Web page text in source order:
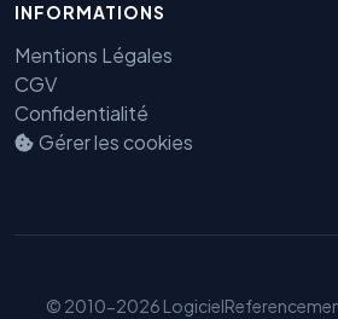
INFORMATIONS
Mentions Légales
CGV
Confidentialité
Gérer les cookies
© 2010-2026